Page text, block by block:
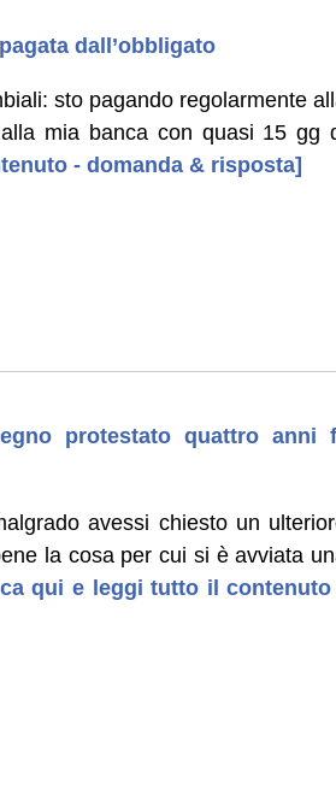
dall’obbligato
sto pagando regolarmente
mia banca con quasi 15 gg
- domanda & risposta]
protestato quattro anni
avessi chiesto un
la cosa per cui si è avviata
qui e leggi tutto il contenuto